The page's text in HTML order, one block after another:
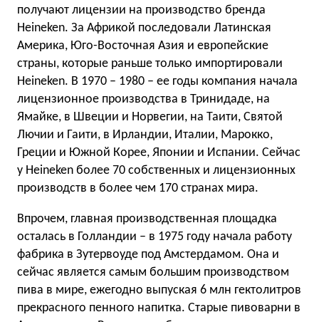
получают лицензии на производство бренда
Heineken. За Африкой последовали Латинская
Америка, Юго-Восточная Азия и европейские
страны, которые раньше только импортировали
Heineken. В 1970 – 1980 – ее годы компания начала
лицензионное производства в Тринидаде, на
Ямайке, в Швеции и Норвегии, на Таити, Святой
Лючии и Гаити, в Ирландии, Италии, Марокко,
Греции и Южной Корее, Японии и Испании. Сейчас
у Heineken более 70 собственных и лицензионных
производств в более чем 170 странах мира.
Впрочем, главная производственная площадка
осталась в Голландии – в 1975 году начала работу
фабрика в Зутервоуде под Амстердамом. Она и
сейчас является самым большим производством
пива в мире, ежегодно выпуская 6 млн гектолитров
прекрасного пенного напитка. Старые пивоварни в